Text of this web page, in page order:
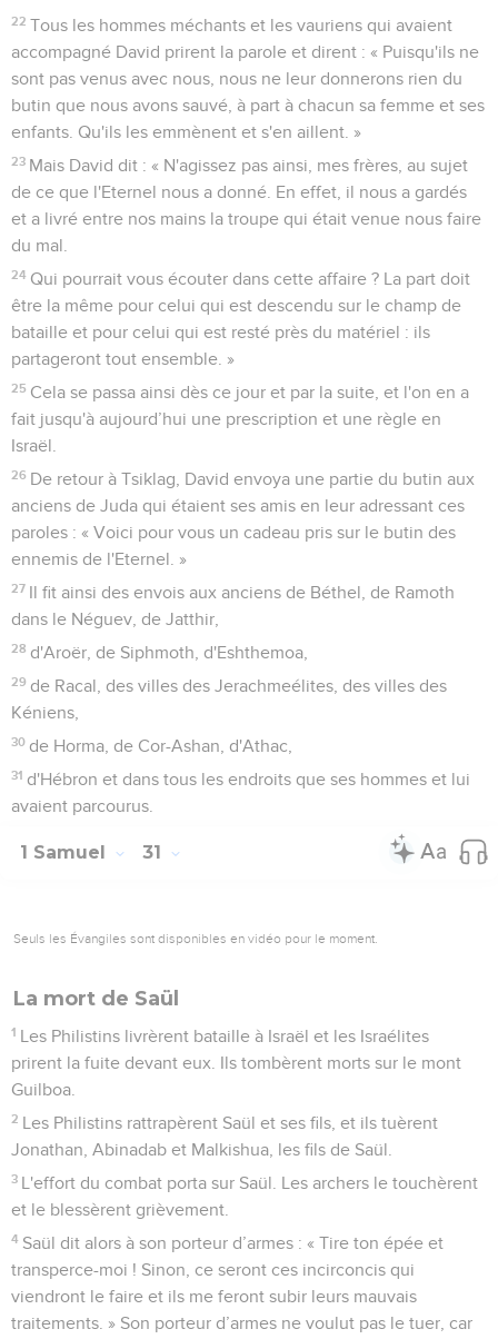
22 Tous les hommes méchants et les vauriens qui avaient
accompagné David prirent la parole et dirent : « Puisqu'ils ne
sont pas venus avec nous, nous ne leur donnerons rien du
butin que nous avons sauvé, à part à chacun sa femme et ses
enfants. Qu'ils les emmènent et s'en aillent. »
23 Mais David dit : « N'agissez pas ainsi, mes frères, au sujet
de ce que l'Eternel nous a donné. En effet, il nous a gardés
et a livré entre nos mains la troupe qui était venue nous faire
du mal.
24 Qui pourrait vous écouter dans cette affaire ? La part doit
être la même pour celui qui est descendu sur le champ de
bataille et pour celui qui est resté près du matériel : ils
partageront tout ensemble. »
25 Cela se passa ainsi dès ce jour et par la suite, et l'on en a
fait jusqu'à aujourd’hui une prescription et une règle en
Israël.
26 De retour à Tsiklag, David envoya une partie du butin aux
anciens de Juda qui étaient ses amis en leur adressant ces
paroles : « Voici pour vous un cadeau pris sur le butin des
ennemis de l'Eternel. »
27 Il fit ainsi des envois aux anciens de Béthel, de Ramoth
dans le Néguev, de Jatthir,
28 d'Aroër, de Siphmoth, d'Eshthemoa,
29 de Racal, des villes des Jerachmeélites, des villes des
Kéniens,
30 de Horma, de Cor-Ashan, d'Athac,
31 d'Hébron et dans tous les endroits que ses hommes et lui
avaient parcourus.
1 Samuel 31
Seuls les Évangiles sont disponibles en vidéo pour le moment.
La mort de Saül
1 Les Philistins livrèrent bataille à Israël et les Israélites
prirent la fuite devant eux. Ils tombèrent morts sur le mont
Guilboa.
2 Les Philistins rattrapèrent Saül et ses fils, et ils tuèrent
Jonathan, Abinadab et Malkishua, les fils de Saül.
3 L'effort du combat porta sur Saül. Les archers le touchèrent
et le blessèrent grièvement.
4 Saül dit alors à son porteur d’armes : « Tire ton épée et
transperce-moi ! Sinon, ce seront ces incirconcis qui
viendront le faire et ils me feront subir leurs mauvais
traitements. » Son porteur d’armes ne voulut pas le tuer, car